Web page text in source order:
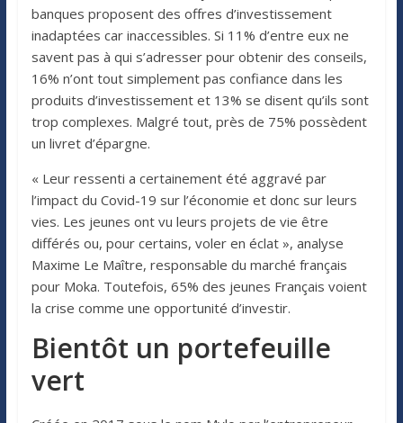
banques proposent des offres d’investissement
inadaptées car inaccessibles. Si 11% d’entre eux ne
savent pas à qui s’adresser pour obtenir des conseils,
16% n’ont tout simplement pas confiance dans les
produits d’investissement et 13% se disent qu’ils sont
trop complexes. Malgré tout, près de 75% possèdent
un livret d’épargne.
« Leur ressenti a certainement été aggravé par
l’impact du Covid-19 sur l’économie et donc sur leurs
vies. Les jeunes ont vu leurs projets de vie être
différés ou, pour certains, voler en éclat », analyse
Maxime Le Maître, responsable du marché français
pour Moka. Toutefois, 65% des jeunes Français voient
la crise comme une opportunité d’investir.
Bientôt un portefeuille
vert